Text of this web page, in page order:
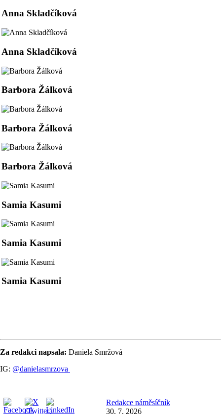
Anna Skladčíková
Anna Skladčíková
Barbora Žálková
Barbora Žálková
Barbora Žálková
Samia Kasumi
Samia Kasumi
Samia Kasumi
Za redakci napsala: Daniela Smržová
IG: @danielasmrzova
Redakce náměsíčník
30. 7. 2026